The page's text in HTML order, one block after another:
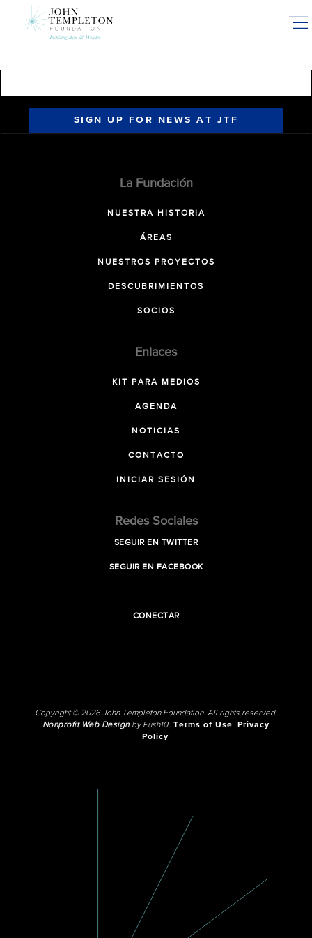
SIGN UP FOR NEWS AT JTF
La Fundación
NUESTRA HISTORIA
ÁREAS
NUESTROS PROYECTOS
DESCUBRIMIENTOS
SOCIOS
Enlaces
KIT PARA MEDIOS
AGENDA
NOTICIAS
CONTACTO
INICIAR SESIÓN
Redes Sociales
SEGUIR EN TWITTER
SEGUIR EN FACEBOOK
CONECTAR
Copyright © 2026 John Templeton Foundation. All rights reserved.
Nonprofit Web Designby Push10. Terms of Use
Privacy
Policy